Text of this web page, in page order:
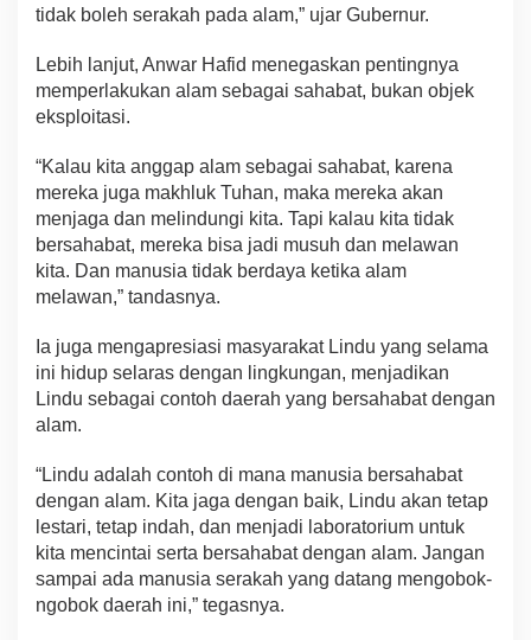
tidak boleh serakah pada alam,” ujar Gubernur.
Lebih lanjut, Anwar Hafid menegaskan pentingnya
memperlakukan alam sebagai sahabat, bukan objek
eksploitasi.
“Kalau kita anggap alam sebagai sahabat, karena
mereka juga makhluk Tuhan, maka mereka akan
menjaga dan melindungi kita. Tapi kalau kita tidak
bersahabat, mereka bisa jadi musuh dan melawan
kita. Dan manusia tidak berdaya ketika alam
melawan,” tandasnya.
Ia juga mengapresiasi masyarakat Lindu yang selama
ini hidup selaras dengan lingkungan, menjadikan
Lindu sebagai contoh daerah yang bersahabat dengan
alam.
“Lindu adalah contoh di mana manusia bersahabat
dengan alam. Kita jaga dengan baik, Lindu akan tetap
lestari, tetap indah, dan menjadi laboratorium untuk
kita mencintai serta bersahabat dengan alam. Jangan
sampai ada manusia serakah yang datang mengobok-
ngobok daerah ini,” tegasnya.